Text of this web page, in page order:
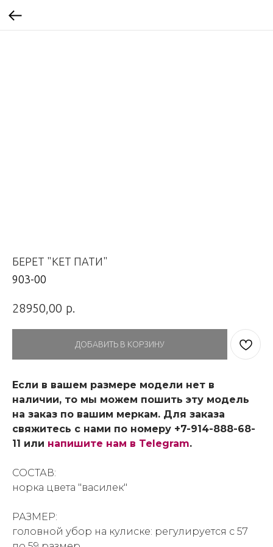
БЕРЕТ "КЕТ ПАТИ"
903-00
28950,00 р.
ДОБАВИТЬ В КОРЗИНУ
Если в вашем размере модели нет в
наличии, то мы можем пошить эту модель
на заказ по вашим меркам. Для заказа
свяжитесь с нами по номеру +7-914-888-68-
11 или напишите нам в Telegram.
СОСТАВ:
норка цвета "василек"
РАЗМЕР:
головной убор на кулиске: регулируется с 57